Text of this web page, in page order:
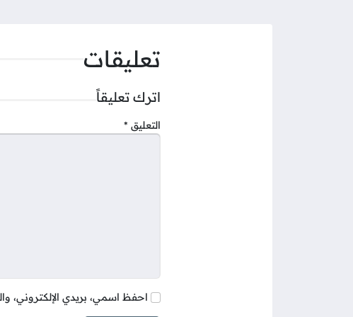
تعليقات
اترك تعليقاً
التعليق *
احفظ اسمي، بريدي الإلكتروني،